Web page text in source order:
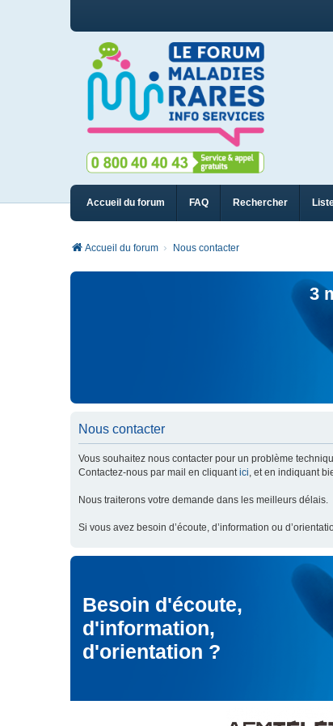
Accueil du forum FAQ Rechercher
Accueil du forum Nous contacter
3
Nous contacter
Vous souhaitez nous contacter pour un problème
Contactez-nous par mail en cliquantici, et en indiquant
Nous traiterons votre demande dans les meilleurs délais.
Si vous avez besoin d’écoute, d’information ou
Besoin d'écoute,
d'information,
d'orientation ?